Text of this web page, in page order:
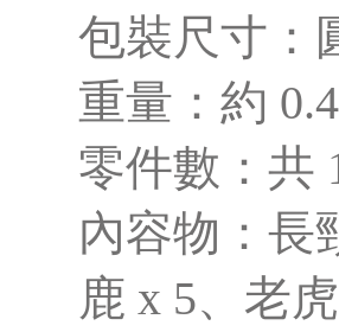
包裝尺寸：
重量：約
零件數：共
內容物：長
鹿 x 5、老